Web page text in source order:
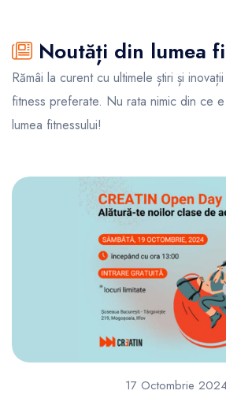
Noutăți din lumea
Rămâi la curent cu ultimele știri și
fitness preferate. Nu rata nimic din ce
lumea fitnessului!
17 Octombrie